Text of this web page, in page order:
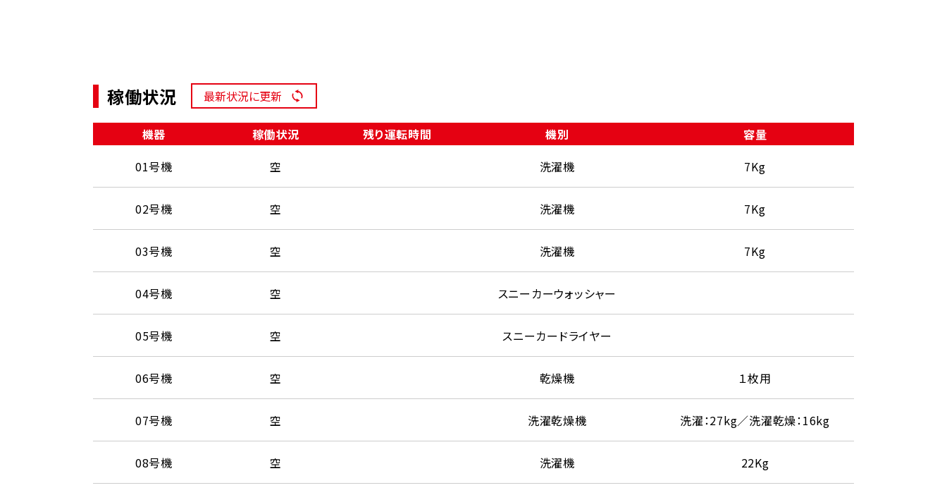
稼働状況 最新状況に更新
機器 稼働状況 残り運転時間 機別
容量
01号機
空 洗濯機 7Kg
02号機 空 洗濯機 7Kg
03号機 空 洗濯機 7Kg
04号機 空 スニーカーウォッシャー
05号機 空 スニーカードライヤー
06号機 空 乾燥機 １枚用
07号機 空 洗濯乾燥機 洗濯：27kg／洗濯乾燥：16kg
08号機 空 洗濯機 22Kg